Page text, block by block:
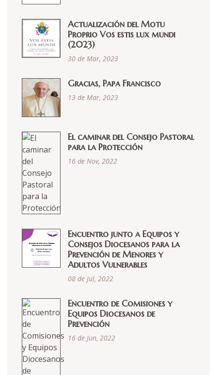
Actualización del Motu
Proprio Vos estis lux mundi
(2023)
30 de Mar, 2023
Gracias, Papa Francisco
13 de Mar, 2023
El caminar del Consejo Pastoral
para la Protección
16 de Nov, 2022
Encuentro junto a Equipos y
Consejos Diocesanos para la
Prevención de Menores y
Adultos Vulnerables
08 de Jul, 2022
Encuentro de Comisiones y
Equipos Diocesanos de
Prevención
16 de Jun, 2022